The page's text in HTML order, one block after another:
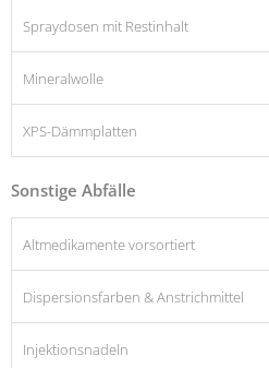
Spraydosen mit Restinhalt
Mineralwolle
XPS-Dämmplatten
Sonstige Abfälle
Altmedikamente vorsortiert
Dispersionsfarben & Anstrichmittel
Injektionsnadeln